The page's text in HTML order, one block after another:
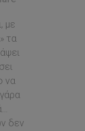
με
τα
να
δεν